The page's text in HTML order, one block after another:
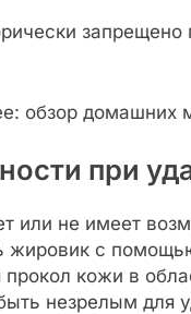
при
или не имеет
жировик с
кожи в
незрелым для